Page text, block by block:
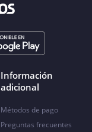
Información
adicional
Métodos de pago
Preguntas frecuentes